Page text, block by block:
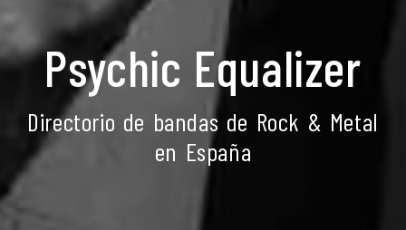
Psychic Equalizer
Directorio de bandas de Rock & Metal
en España